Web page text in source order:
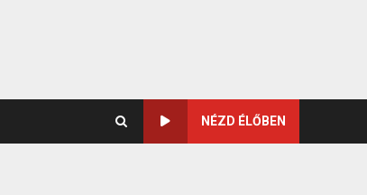
NÉZD ÉLŐBEN